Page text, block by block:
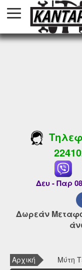
Δευ - Παρ
Δωρεάν
Αρχική Μύτη